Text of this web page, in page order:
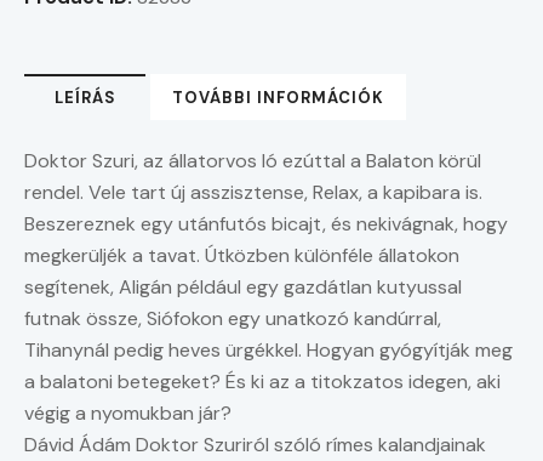
LEÍRÁS TOVÁBBI INFORMÁCIÓK
Doktor Szuri, az állatorvos ló ezúttal a Balaton körül
rendel. Vele tart új asszisztense, Relax, a kapibara is.
Beszereznek egy utánfutós bicajt, és nekivágnak, hogy
megkerüljék a tavat. Útközben különféle állatokon
segítenek, Aligán például egy gazdátlan kutyussal
futnak össze, Siófokon egy unatkozó kandúrral,
Tihanynál pedig heves ürgékkel. Hogyan gyógyítják meg
a balatoni betegeket? És ki az a titokzatos idegen, aki
végig a nyomukban jár?
Dávid Ádám Doktor Szuriról szóló rímes kalandjainak